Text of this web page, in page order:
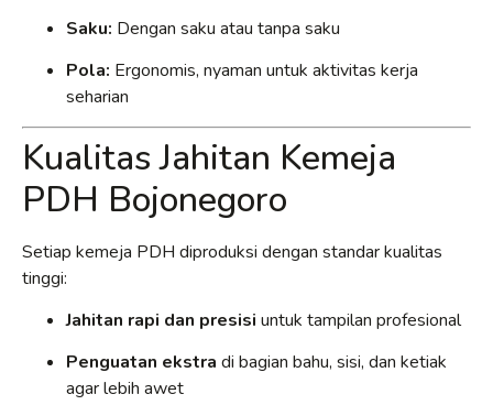
Saku: Dengan saku atau tanpa saku
Pola: Ergonomis, nyaman untuk aktivitas kerja
seharian
Kualitas Jahitan Kemeja
PDH Bojonegoro
Setiap kemeja PDH diproduksi dengan standar kualitas
tinggi:
Jahitan rapi dan presisi untuk tampilan profesional
Penguatan ekstra di bagian bahu, sisi, dan ketiak
agar lebih awet